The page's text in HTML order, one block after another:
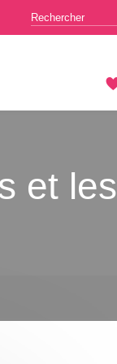
et les